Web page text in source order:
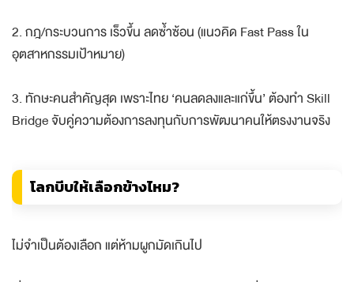
2. กฎ/กระบวนการ เร็วขึ้น ลดซ้ำซ้อน (แนวคิด Fast Pass ใน
อุตสาหกรรมเป้าหมาย)
3. ทักษะคนสำคัญสุด เพราะไทย ‘คนลดลงและแก่ขึ้น’ ต้องทำ Skill
Bridge จับคู่ความต้องการลงทุนกับการพัฒนาคนให้ตรงงานจริง
โลกบีบให้เลือกข้างไหม?
ไม่จำเป็นต้องเลือก แต่ห้ามผูกมัดเกินไป